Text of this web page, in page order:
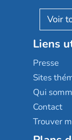
Reseda
Stella
Les
Sérénys
Groupe
AGE
Liens
Presse
Sites
Qui
Contact
Trouver